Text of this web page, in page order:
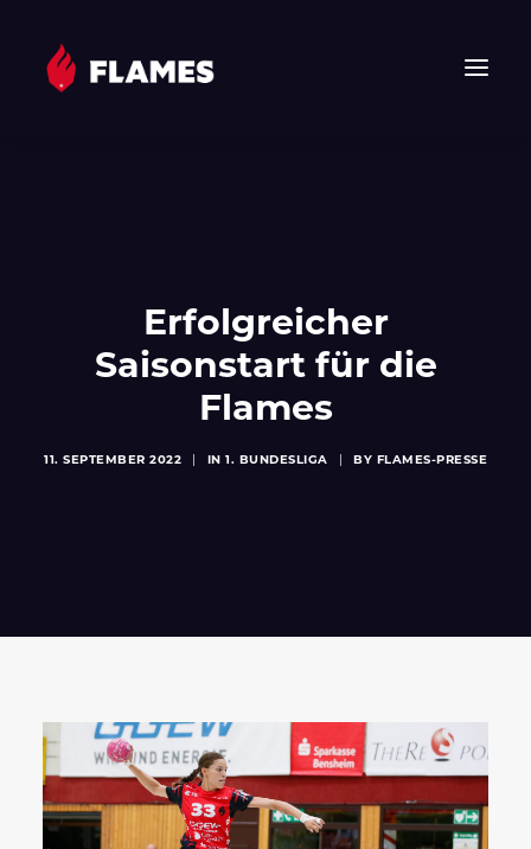
VEREIN
SPONSOREN & PARTNER
Erfolgreicher
Saisonstart für die
Flames
11. SEPTEMBER 2022 IN 1. BUNDESLIGA BY FLAMES-PRESSE